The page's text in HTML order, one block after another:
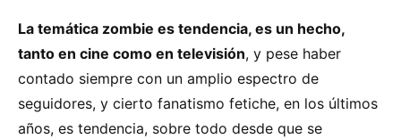
La temática zombie es tendencia, es un hecho,
tanto en cine como en televisión, y pese haber
contado siempre con un amplio espectro de
seguidores, y cierto fanatismo fetiche, en los últimos
años, es tendencia, sobre todo desde que se